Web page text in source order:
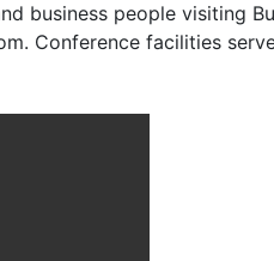
business people visiting
Conference facilities